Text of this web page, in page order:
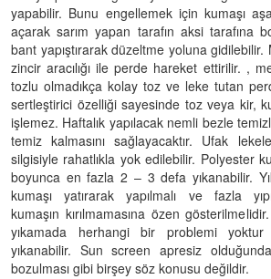
yapabilir. Bunu engellemek için kumaşı
açarak sarım yapan tarafın aksi tarafına
bant yapıştırarak düzeltme yoluna
zincir aracılığı ile perde hareket ettirilir. ,
tozlu olmadıkça kolay toz ve leke tutan
sertleştirici özelliği sayesinde toz veya kir,
işlemez. Haftalık yapılacak nemli bezle
temiz kalmasını sağlayacaktır. Ufak
silgisiyle rahatlıkla yok edilebilir. Polyester
boyunca en fazla 2 – 3 defa yıkanabilir.
kumaşı yatırarak yapılmalı ve fazla
kumaşın kırılmamasına özen
yıkamada herhangi bir problemi
yıkanabilir. Sun screen apresiz
bozulması gibi birşey söz konusu değildir.